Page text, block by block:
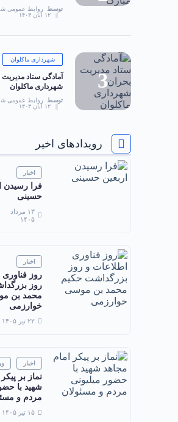
توسط
روابط عمومی
۱۲ آبان ۱۴۰۳
شهرداری ماکلوان
آمادگی ستاد
شهرداری ماکلوان
توسط
روابط عمومی
۱۲ آبان ۱۴۰۳
رویدادهای اخیر
اخبار
فرا رسیدن
حسینی
۱۳ مرداد
۱۴۰۵
اخبار
روز فناوری
روز
محمد بن
خوارزمی
۲۲ تیر ۱۴۰۵
اخبار
نماز بر
شهید با
مردم و
۱۵ تیر ۱۴۰۵